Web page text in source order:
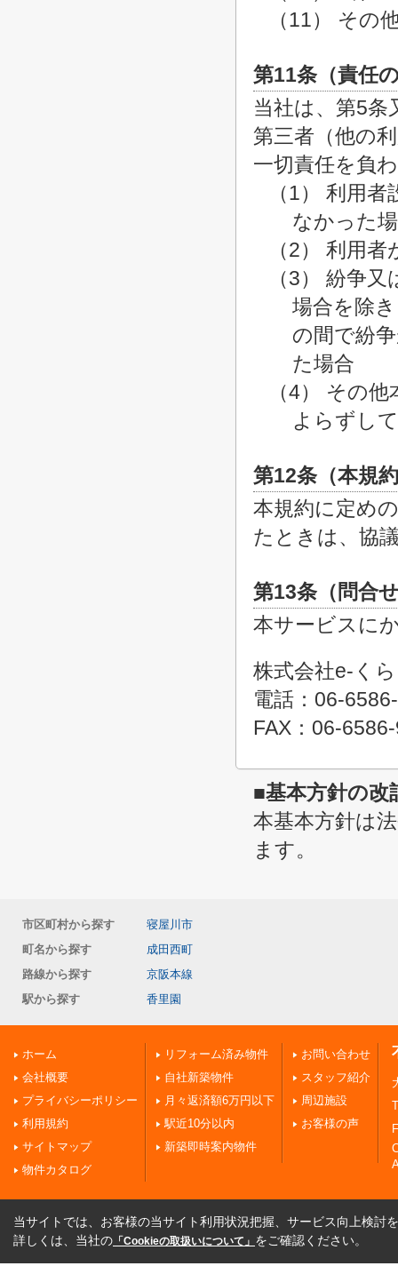
（11） その
第11条（責任
当社は、第5条
第三者（他の
一切責任を負
（1） 利用
なかった
（2） 利用
（3） 紛争
場合を除
の間で紛
た場合
（4） その
よらずし
第12条（本規
本規約に定め
たときは、協
第13条（問合
本サービスに
株式会社e-く
電話：06-
FAX：06-
■基本方針の改
本基本方針は
ます。
市区町村から探す
寝屋川市
町名から探す
成田西町
路線から探す
京阪本線
駅から探す
香里園
ホーム
会社概要
プライバシーポリシー
利用規約
サイトマップ
物件カタログ
リフォーム済み物件
自社新築物件
月々返済額6万円以下
駅近10分以内
新築即時案内物件
お問い合わせ
スタッフ紹介
周辺施設
お客様の声
当サイトでは、お客様の当サイト利用状況把握、サービス向上検討
詳しくは、当社の 「Cookieの取扱いについて」 をご確認ください。